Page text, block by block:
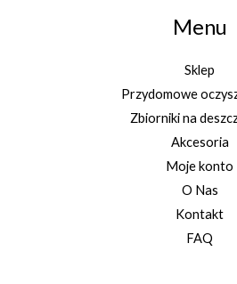
Menu
Sklep
Przydomowe
Zbiorniki na
Akcesoria
Moje konto
O Nas
Kontakt
FAQ